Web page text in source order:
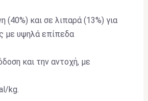
(40%) και σε λιπαρά (13%) για
με υψηλά επίπεδα
και την αντοχή, με
kg.